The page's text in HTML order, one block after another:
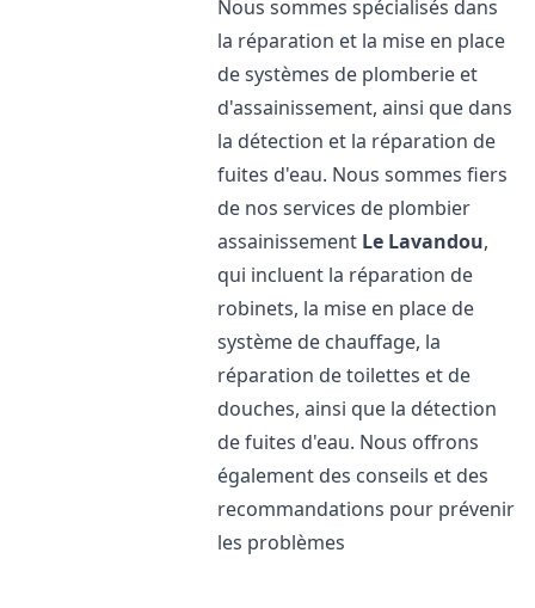
Nous sommes spécialisés dans
la réparation et la mise en place
de systèmes de plomberie et
d'assainissement, ainsi que dans
la détection et la réparation de
fuites d'eau. Nous sommes fiers
de nos services de plombier
assainissement Le Lavandou,
qui incluent la réparation de
robinets, la mise en place de
système de chauffage, la
réparation de toilettes et de
douches, ainsi que la détection
de fuites d'eau. Nous offrons
également des conseils et des
recommandations pour prévenir
les problèmes